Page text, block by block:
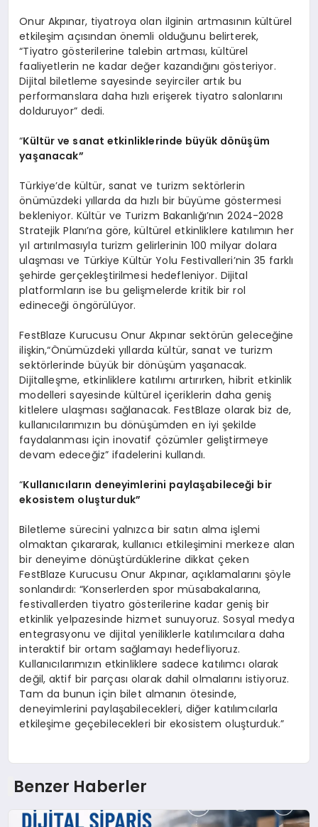
Onur Akpınar, tiyatroya olan ilginin artmasının kültürel
etkileşim açısından önemli olduğunu belirterek,
“Tiyatro gösterilerine talebin artması, kültürel
faaliyetlerin ne kadar değer kazandığını gösteriyor.
Dijital biletleme sayesinde seyirciler artık bu
performanslara daha hızlı erişerek tiyatro salonlarını
dolduruyor” dedi.
“Kültür ve sanat etkinliklerinde büyük dönüşüm
yaşanacak”
Türkiye’de kültür, sanat ve turizm sektörlerin
önümüzdeki yıllarda da hızlı bir büyüme göstermesi
bekleniyor. Kültür ve Turizm Bakanlığı’nın 2024-2028
Stratejik Planı’na göre, kültürel etkinliklere katılımın her
yıl artırılmasıyla turizm gelirlerinin 100 milyar dolara
ulaşması ve Türkiye Kültür Yolu Festivalleri’nin 35 farklı
şehirde gerçekleştirilmesi hedefleniyor. Dijital
platformların ise bu gelişmelerde kritik bir rol
edineceği öngörülüyor.
FestBlaze Kurucusu Onur Akpınar sektörün geleceğine
ilişkin,“Önümüzdeki yıllarda kültür, sanat ve turizm
sektörlerinde büyük bir dönüşüm yaşanacak.
Dijitalleşme, etkinliklere katılımı artırırken, hibrit etkinlik
modelleri sayesinde kültürel içeriklerin daha geniş
kitlelere ulaşması sağlanacak. FestBlaze olarak biz de,
kullanıcılarımızın bu dönüşümden en iyi şekilde
faydalanması için inovatif çözümler geliştirmeye
devam edeceğiz” ifadelerini kullandı.
“Kullanıcıların deneyimlerini paylaşabileceği bir
ekosistem oluşturduk”
Biletleme sürecini yalnızca bir satın alma işlemi
olmaktan çıkararak, kullanıcı etkileşimini merkeze alan
bir deneyime dönüştürdüklerine dikkat çeken
FestBlaze Kurucusu Onur Akpınar, açıklamalarını şöyle
sonlandırdı: “Konserlerden spor müsabakalarına,
festivallerden tiyatro gösterilerine kadar geniş bir
etkinlik yelpazesinde hizmet sunuyoruz. Sosyal medya
entegrasyonu ve dijital yeniliklerle katılımcılara daha
interaktif bir ortam sağlamayı hedefliyoruz.
Kullanıcılarımızın etkinliklere sadece katılımcı olarak
değil, aktif bir parçası olarak dahil olmalarını istiyoruz.
Tam da bunun için bilet almanın ötesinde,
deneyimlerini paylaşabilecekleri, diğer katılımcılarla
etkileşime geçebilecekleri bir ekosistem oluşturduk.”
Benzer Haberler